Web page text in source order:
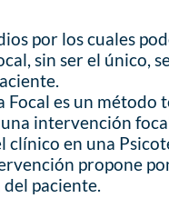
por los cuales
sin ser el único,
Focal es un método
intervención
clínico en una
propone
paciente.